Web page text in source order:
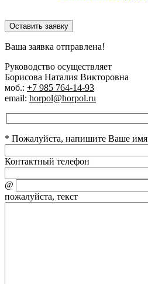
Оставить заявку
Ваша заявка отправлена!
Руководство осуществляет
Борисова Наталия Викторовна
моб.: +7 985 764-14-93
email: horpol@horpol.ru
* Пожалуйста, напишите Ваше имя
Контактный телефон
@
пожалуйста, текст